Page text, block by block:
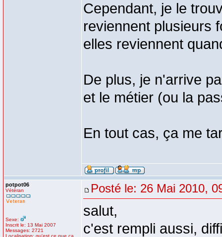
Cependant, je le
reviennent plusieurs
elles reviennent
De plus, je n'arrive
et le métier (ou la
En tout cas, ça me
potpot06
Vétéran
Sexe:
Inscrit le: 13 Mai 2007
Messages: 2721
Localisation: qu'est ce que ça
Posté le: 26 Mai 2010,
salut,
c'est rempli aussi,